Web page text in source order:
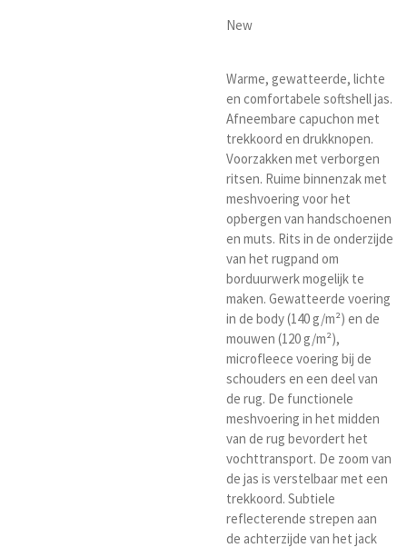
New
Warme, gewatteerde, lichte
en comfortabele softshell jas.
Afneembare capuchon met
trekkoord en drukknopen.
Voorzakken met verborgen
ritsen. Ruime binnenzak met
meshvoering voor het
opbergen van handschoenen
en muts. Rits in de onderzijde
van het rugpand om
borduurwerk mogelijk te
maken. Gewatteerde voering
in de body (140 g/m²) en de
mouwen (120 g/m²),
microfleece voering bij de
schouders en een deel van
de rug. De functionele
meshvoering in het midden
van de rug bevordert het
vochttransport. De zoom van
de jas is verstelbaar met een
trekkoord. Subtiele
reflecterende strepen aan
de achterzijde van het jack